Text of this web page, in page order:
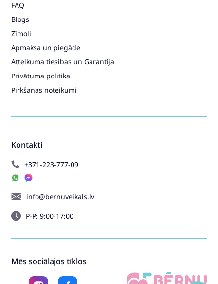
Kontakti
+371-223-777-09
info@bernuveikals.lv
P-P: 9:00-17:00
FAQ
Blogs
Zīmoli
Apmaksa un piegāde
Atteikuma tiesibas un Garantija
Privātuma politika
Pirkšanas noteikumi
Mēs sociālajos tīklos